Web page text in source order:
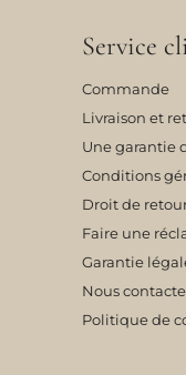
Service
Commande
Livraison et
Une garantie
Conditions
Droit de
Faire une
Garantie
Nous
Politique de